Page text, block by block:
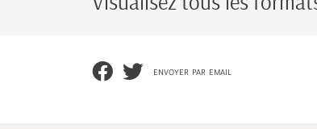
envoyer par email